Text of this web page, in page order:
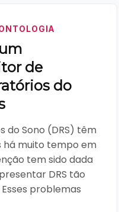
de
do
do Sono (DRS) têm
há muito tempo em
tem sido dada
DRS tão
problemas